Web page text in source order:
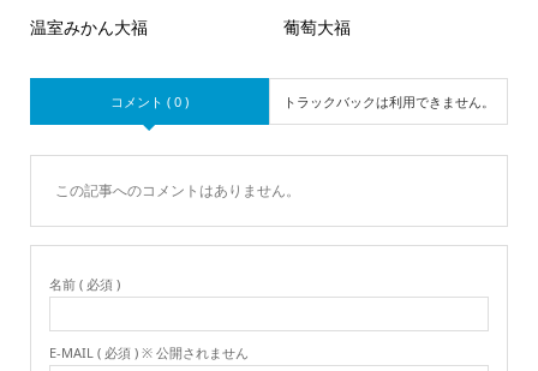
温室みかん大福 葡萄大福
コメント ( 0 ) トラックバックは利用できません。
この記事へのコメントはありません。
名前 ( 必須 )
E-MAIL ( 必須 ) ※ 公開されません